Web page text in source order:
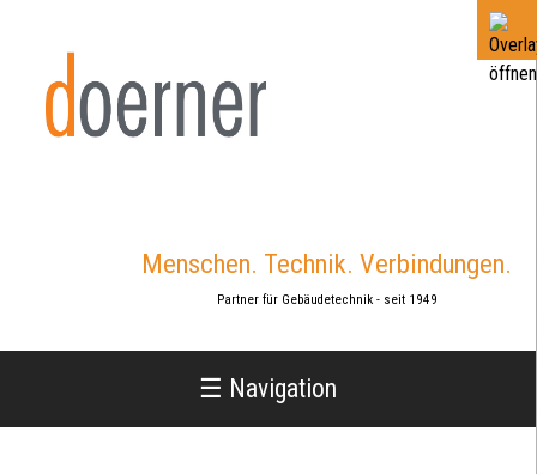
Menschen. Technik. Verbindungen.
Partner für Gebäudetechnik - seit 1949
☰ Navigation